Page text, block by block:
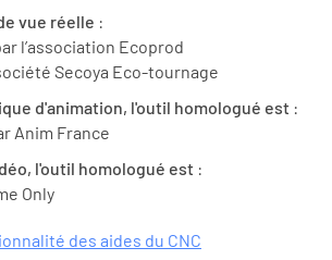
vue réelle :
l’association Ecoprod
Secoya Eco-tournage
d'animation, l'outil homologué est :
Anim France
l'outil homologué est :
Only
des aides du CNC